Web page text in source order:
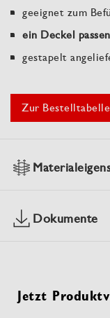
geeignet zum
ein Deckel
gestapelt
Zur
Dokumente
Jetzt